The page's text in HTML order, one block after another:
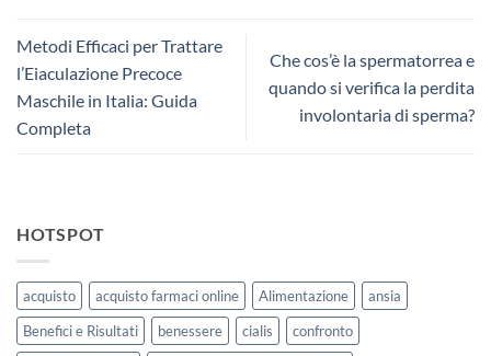
Metodi Efficaci per Trattare
l’Eiaculazione Precoce
Maschile in Italia: Guida
Completa
Che cos’è la spermatorrea e
quando si verifica la perdita
involontaria di sperma?
HOTSPOT
acquisto acquisto farmaci online Alimentazione
ansia
Benefici e Risultati
benessere cialis
confronto